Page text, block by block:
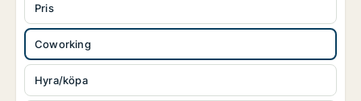
Coworking
Hyra/köpa
Pris